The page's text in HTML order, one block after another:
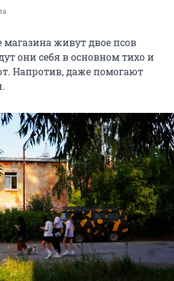
живут двое псов
они себя в основном тихо и
Напротив, даже помогают